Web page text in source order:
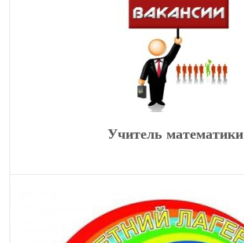
Учитель математики